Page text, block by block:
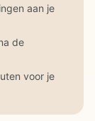
aan je
de
voor je